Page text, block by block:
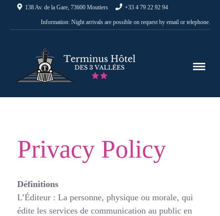
138 Av. de la Gare, 73600 Moutiers +33 4 79 22 92 94
Information: Night arrivals are possible on request by email or telephone.
Privacy Policy
Définitions
L’Éditeur : La personne, physique ou morale, qui
édite les services de communication au public en